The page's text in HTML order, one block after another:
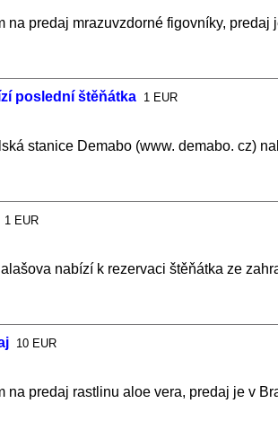
na predaj mrazuvzdorné figovníky, predaj
poslední štěňátka 1 EUR
stanice Demabo (www. demabo. cz)
1 EUR
nabízí k rezervaci štěňátka ze
10 EUR
na predaj rastlinu aloe vera, predaj je v